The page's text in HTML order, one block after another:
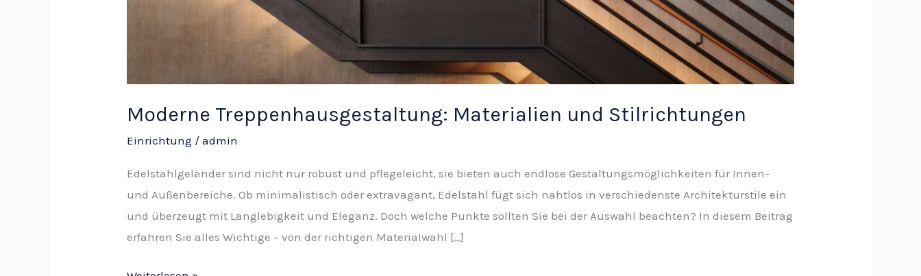
Moderne Treppenhausgestaltung: Materialien und Stilrichtungen
Einrichtung /admin
Edelstahlgeländer sind nicht nur robust und pflegeleicht, sie bieten auch endlose Gestaltungsmöglichkeiten für Innen-
und Außenbereiche. Ob minimalistisch oder extravagant, Edelstahl fügt sich nahtlos in verschiedenste Architekturstile ein
und überzeugt mit Langlebigkeit und Eleganz. Doch welche Punkte sollten Sie bei der Auswahl beachten? In diesem Beitrag
erfahren Sie alles Wichtige – von der richtigen Materialwahl […]